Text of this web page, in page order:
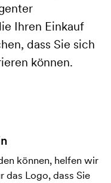
Ihren Einkauf
dass Sie sich
können.
können, helfen wir
das Logo, dass Sie